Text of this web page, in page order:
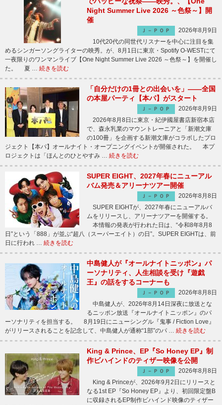
Night Summer Live 2026 ～色祭～】開
催
Ｊ－ＰＯＰ
2026年8月9日
10代20代の同世代リスナーを中心に注目を集
めるシンガーソングライターの映秀。が、8月1日に東京・Spotify O-WESTにて
一夜限りのワンマンライブ【One Night Summer Live 2026 ～色祭～】を開催し
た。 夏 … 続きを読む
「自分だけの1冊との出会いを」――全国
の本屋パーティ【本パ】がスタート
Ｊ－ＰＯＰ
2026年8月9日
2026年8月8日に東京・紀伊國屋書店新宿本店
で、森永乳業のマウントレーニアと「新潮文庫
の100冊」を企画する新潮文庫がコラボしたプロ
ジェクト【本パ】オールナイト・オープニングイベントが開催された。 本プ
ロジェクトは「ほんとのひとやすみ … 続きを読む
SUPER EIGHT、2027年春にニューアル
バム発売＆アリーナツアー開催
Ｊ－ＰＯＰ
2026年8月8日
SUPER EIGHTが、2027年春にニューアルバ
ムをリリースし、アリーナツアーを開催する。
本情報の発表が行われた日は、“令和8年8月8
日”という「888」が並ぶ“超八（スーパーエイト）の日”。SUPER EIGHTは、前
日に行われ … 続きを読む
中島健人が『オールナイトニッポン』パ
ーソナリティ、人生相談を受け『遊戯
王』の話をするコーナーも
Ｊ－ＰＯＰ
2026年8月8日
中島健人が、2026年8月14日深夜に放送とな
るニッポン放送『オールナイトニッポン』のパ
ーソナリティを担当する。 8月19日にニューシングル『鬼事 / Fiction Love』
がリリースされることを記念して、中島健人が通称“1部”のパ … 続きを読む
King & Prince、EP『So Honey EP』制
作ビハインドのティザー映像を公開
Ｊ－ＰＯＰ
2026年8月8日
King & Princeが、2026年9月2日にリリースと
なる1st EP『So Honey EP』より、初回限定盤B
に収録されるEP制作ビハインド映像のティザー